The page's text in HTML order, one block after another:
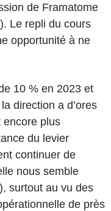
de Framatome
Le repli du cours
opportunité à ne
10 % en 2023 et
direction a d’ores
encore plus
du levier
continuer de
nous semble
surtout au vu des
de près